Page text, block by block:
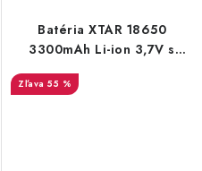
Batéria XTAR 18650
3300mAh Li-ion 3,7V s
55 %